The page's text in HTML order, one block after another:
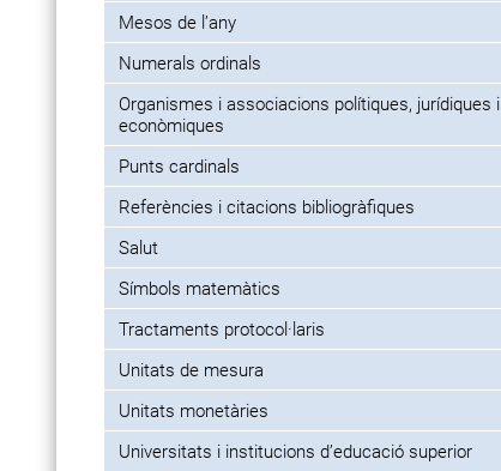
Mesos de l’any
Numerals ordinals
Organismes i associacions polítiques, jurídiques i
econòmiques
Punts cardinals
Referències i citacions bibliogràfiques
Salut
Símbols matemàtics
Tractaments protocol·laris
Unitats de mesura
Unitats monetàries
Universitats i institucions d’educació superior